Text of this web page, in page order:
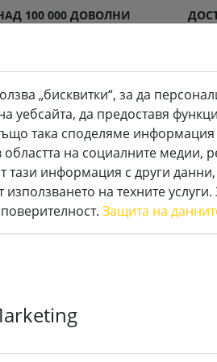
100 000 ДОВОЛНИ
Специални LED свещи
„бисквитки“, за да
уебсайта, да предоставя
така споделяме
на социалните медии,
тази информация с други
използването на техните
Защита на